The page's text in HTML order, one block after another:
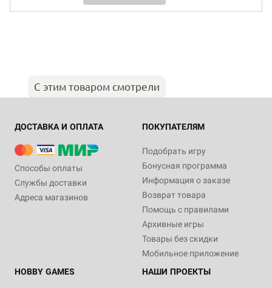
С этим товаром смотрели
ДОСТАВКА И ОПЛАТА
Способы оплаты
Службы доставки
Адреса магазинов
ПОКУПАТЕЛЯМ
Подобрать игру
Бонусная программа
Информация о заказе
Возврат товара
Помощь с правилами
Архивные игры
Товары без скидки
Мобильное приложение
HOBBY GAMES
НАШИ ПРОЕКТЫ